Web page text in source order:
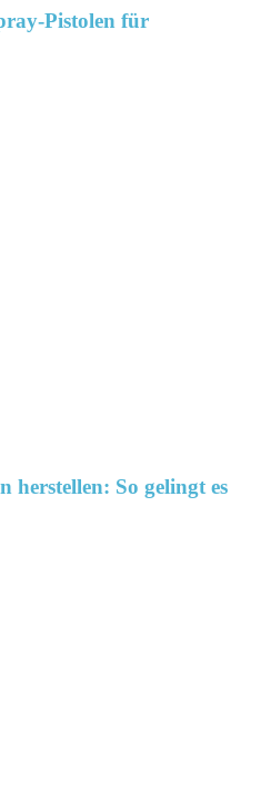
Pistolen für
herstellen: So gelingt es